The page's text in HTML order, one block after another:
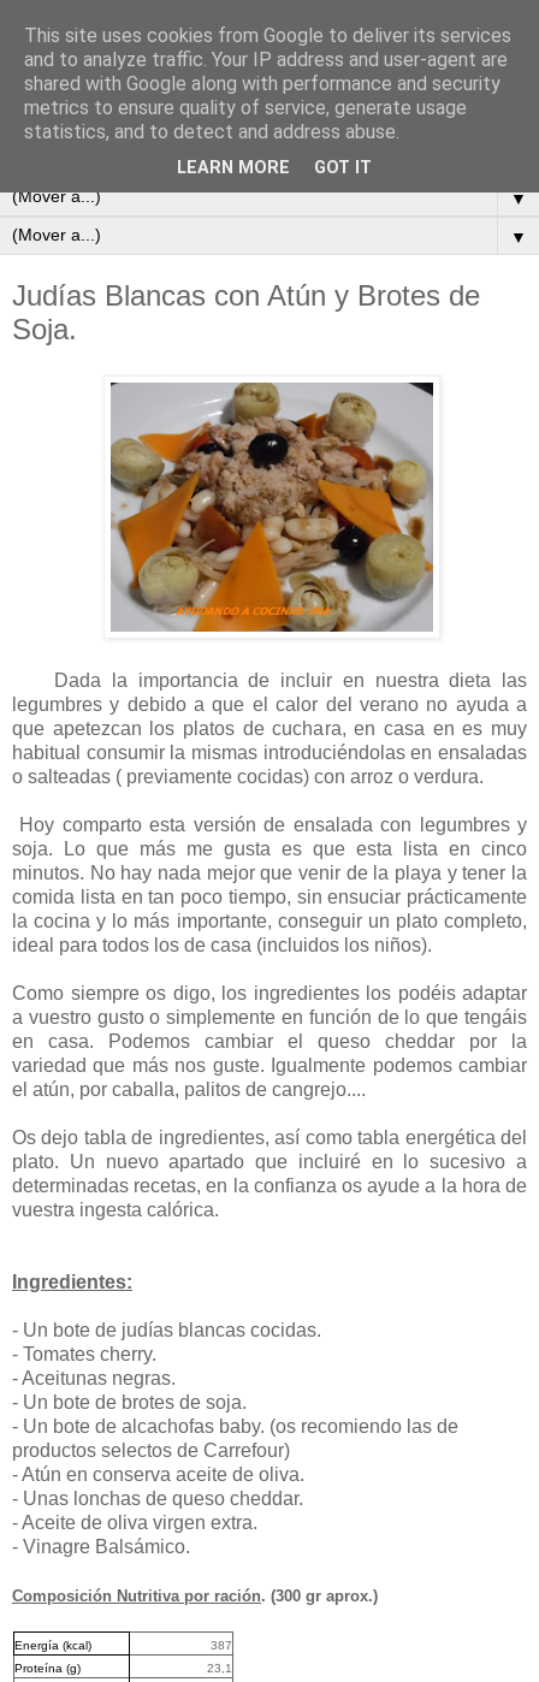
▼
▼
Judías Blancas con Atún y Brotes de
Soja.
Dada la importancia de incluir en nuestra dieta las
legumbres y debido a que el calor del verano no ayuda a
que apetezcan los platos de cuchara, en casa en es muy
habitual consumir la mismas introduciéndolas en ensaladas
o salteadas ( previamente cocidas) con arroz o verdura.
Hoy comparto esta versión de ensalada con legumbres y
soja. Lo que más me gusta es que esta lista en cinco
minutos. No hay nada mejor que venir de la playa y tener la
comida lista en tan poco tiempo, sin ensuciar prácticamente
la cocina y lo más importante, conseguir un plato completo,
ideal para todos los de casa (incluidos los niños).
Como siempre os digo, los ingredientes los podéis adaptar
a vuestro gusto o simplemente en función de lo que tengáis
en casa. Podemos cambiar el queso cheddar por la
variedad que más nos guste. Igualmente podemos cambiar
el atún, por caballa, palitos de cangrejo....
Os dejo tabla de ingredientes, así como tabla energética del
plato. Un nuevo apartado que incluiré en lo sucesivo a
determinadas recetas, en la confianza os ayude a la hora de
vuestra ingesta calórica.
Ingredientes:
- Un bote de judías blancas cocidas.
- Tomates cherry.
- Aceitunas negras.
- Un bote de brotes de soja.
- Un bote de alcachofas baby. (os recomiendo las de
productos selectos de Carrefour)
- Atún en conserva aceite de oliva.
- Unas lonchas de queso cheddar.
- Aceite de oliva virgen extra.
- Vinagre Balsámico.
Composición Nutritiva por ración. (300 gr aprox.)
Energía (kcal)
387
Proteína (g)
23,1
This site uses cookies from Google to deliver its services
and to analyze traffic. Your IP address and user-agent are
shared with Google along with performance and security
metrics to ensure quality of service, generate usage
statistics, and to detect and address abuse.
LEARN MORE GOT IT